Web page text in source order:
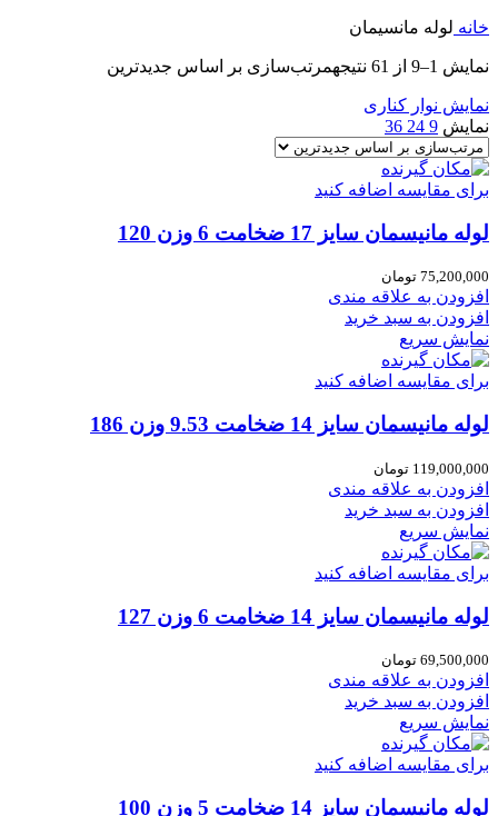
خانه لوله مانسیمان
نمایش 1–9 از 61 نتیجه مرتب‌سازی بر اساس جدیدترین
نمایش نوار کناری
نمایش 9
24
36
برای مقایسه اضافه کنید
لوله مانیسمان سایز 17 ضخامت 6 وزن 120
75,200,000 تومان
افزودن به علاقه مندی
افزودن به سبد خرید
نمایش سریع
برای مقایسه اضافه کنید
لوله مانیسمان سایز 14 ضخامت 9.53 وزن 186
119,000,000 تومان
افزودن به علاقه مندی
افزودن به سبد خرید
نمایش سریع
برای مقایسه اضافه کنید
لوله مانیسمان سایز 14 ضخامت 6 وزن 127
69,500,000 تومان
افزودن به علاقه مندی
افزودن به سبد خرید
نمایش سریع
برای مقایسه اضافه کنید
لوله مانیسمان سایز 14 ضخامت 5 وزن 100